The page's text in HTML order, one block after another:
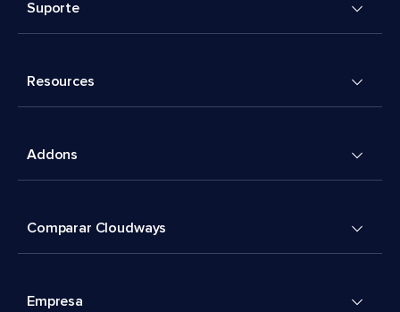
Suporte
Resources
Addons
Comparar Cloudways
Empresa